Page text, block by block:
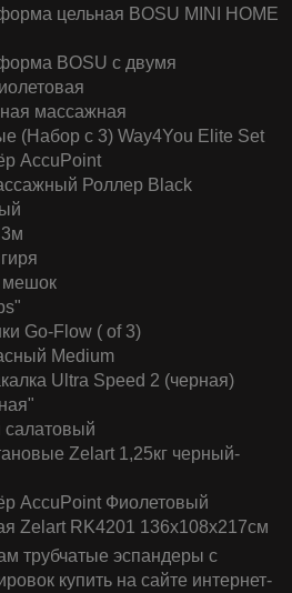
цельная BOSU MINI HOME
BOSU с двумя
массажная
(Набор с 3) Way4You Elite Set
AccuPoint
Роллер Black
мешок
Go-Flow ( of 3)
Medium
Ultra Speed 2 (черная)
Zelart 1,25кг черный-
AccuPoint Фиолетовый
Zelart RK4201 136x108x217см
трубчатые эспандеры с
купить на сайте интернет-